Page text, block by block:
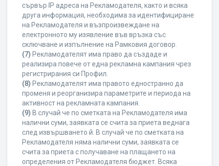
сървър IP адреса на Рекламодателя, както и всяка
друга информация, необходима за идентифициране
на Рекламодателя и възпроизвеждане на
електронното му изявление във връзка със
сключване и изпълнение на Рамковия договор.
(7) Рекламодателят има право да създаде и
реализира повече от една рекламна кампания чрез
регистрирания си Профил.
(8) Рекламодателят има правото едностранно да
променя и реорганизира параметрите и периода на
активност на рекламната кампания.
(9) В случай че по сметката на Рекламодателя има
налични суми, заявката се счита за приета веднага
след извършването й. В случай че по сметката на
Рекламодателя няма налични суми, заявката се
счита за приета с получаване на плащането на
определения от Рекламодателя бюджет. Всяка